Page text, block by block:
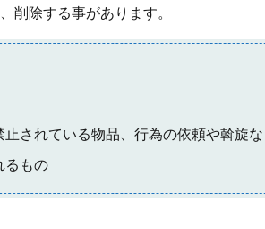
削除する事があります。
されている物品、行為の依頼や斡旋
るもの